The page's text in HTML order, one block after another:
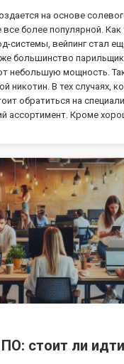
на основе
все более популярной. Как
системы, вейпинг стал
большинство
небольшую мощность.
никотин. В тех случаях,
обратиться на
ассортимент. Кроме
стоит ли